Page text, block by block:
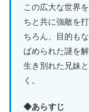
この広大な世界
ちと共に強敵を
ちろん、目的も
ばめられた謎を
生き別れた兄妹
く。
◆あらすじ